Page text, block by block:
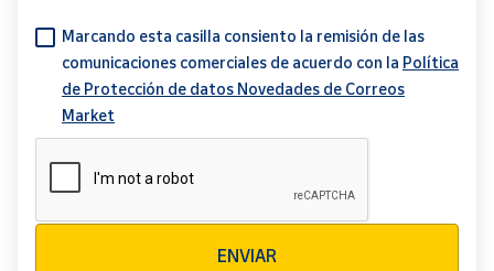
Marcando esta casilla consiento la remisión de las
comunicaciones comerciales de acuerdo con la Política
de Protección de datos Novedades de Correos
Market
ENVIAR